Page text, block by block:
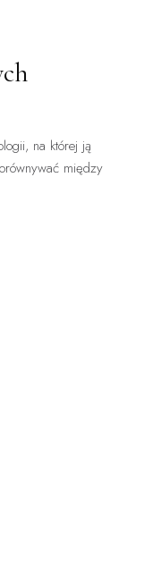
na której ją
między
DOSTĘPNY: